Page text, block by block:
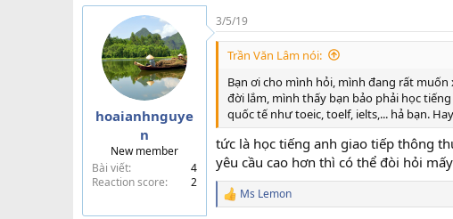
t
i
o
hoaianhnguye
n
New member
Bài viết
4
Reaction score
2
3/5/19
Trần Văn Lâm nói:
Bạn ơi cho mình hỏi, mình đang rất
đời lắm, mình thấy bạn bảo phải học
quốc tế như toeic, toelf, ielts,... hả bạn.
tức là học tiếng anh giao tiếp thông
yêu cầu cao hơn thì có thể đòi hỏi
R
Ms Lemon